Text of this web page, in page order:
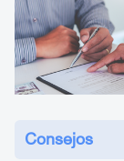
Consejos